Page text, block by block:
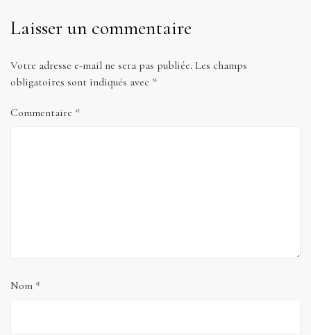
Laisser un commentaire
Votre adresse e-mail ne sera pas publiée. Les champs
obligatoires sont indiqués avec *
Commentaire *
Nom *